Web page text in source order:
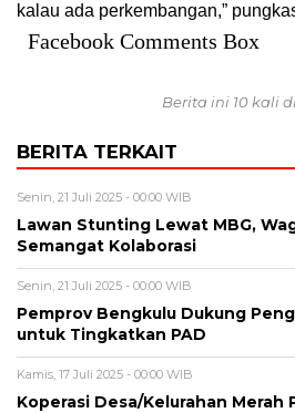
kalau ada perkembangan,”
Facebook Comments Box
Berita ini 10 kali
BERITA TERKAIT
Senin, 21 Juli 2025 - 00:00 WIB
Lawan Stunting Lewat MBG,
Semangat Kolaborasi
Senin, 21 Juli 2025 - 00:00 WIB
Pemprov Bengkulu Dukung
untuk Tingkatkan PAD
Kamis, 17 Juli 2025 - 00:00 WIB
Koperasi Desa/Kelurahan Merah